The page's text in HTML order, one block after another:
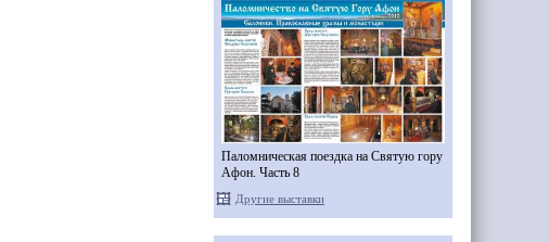
Паломническая поездка на Святую гору
Афон. Часть 8
Другие выставки